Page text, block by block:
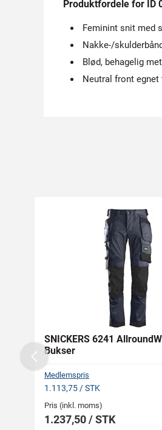
Produktfordele for ID
Feminint snit med
Nakke-/
Blød, behagelig
Neutral front
SNICKERS 6241
Bukser
Medlemspris
1.113,75 / STK
Pris (inkl. moms)
1.237,50 / STK
Previous